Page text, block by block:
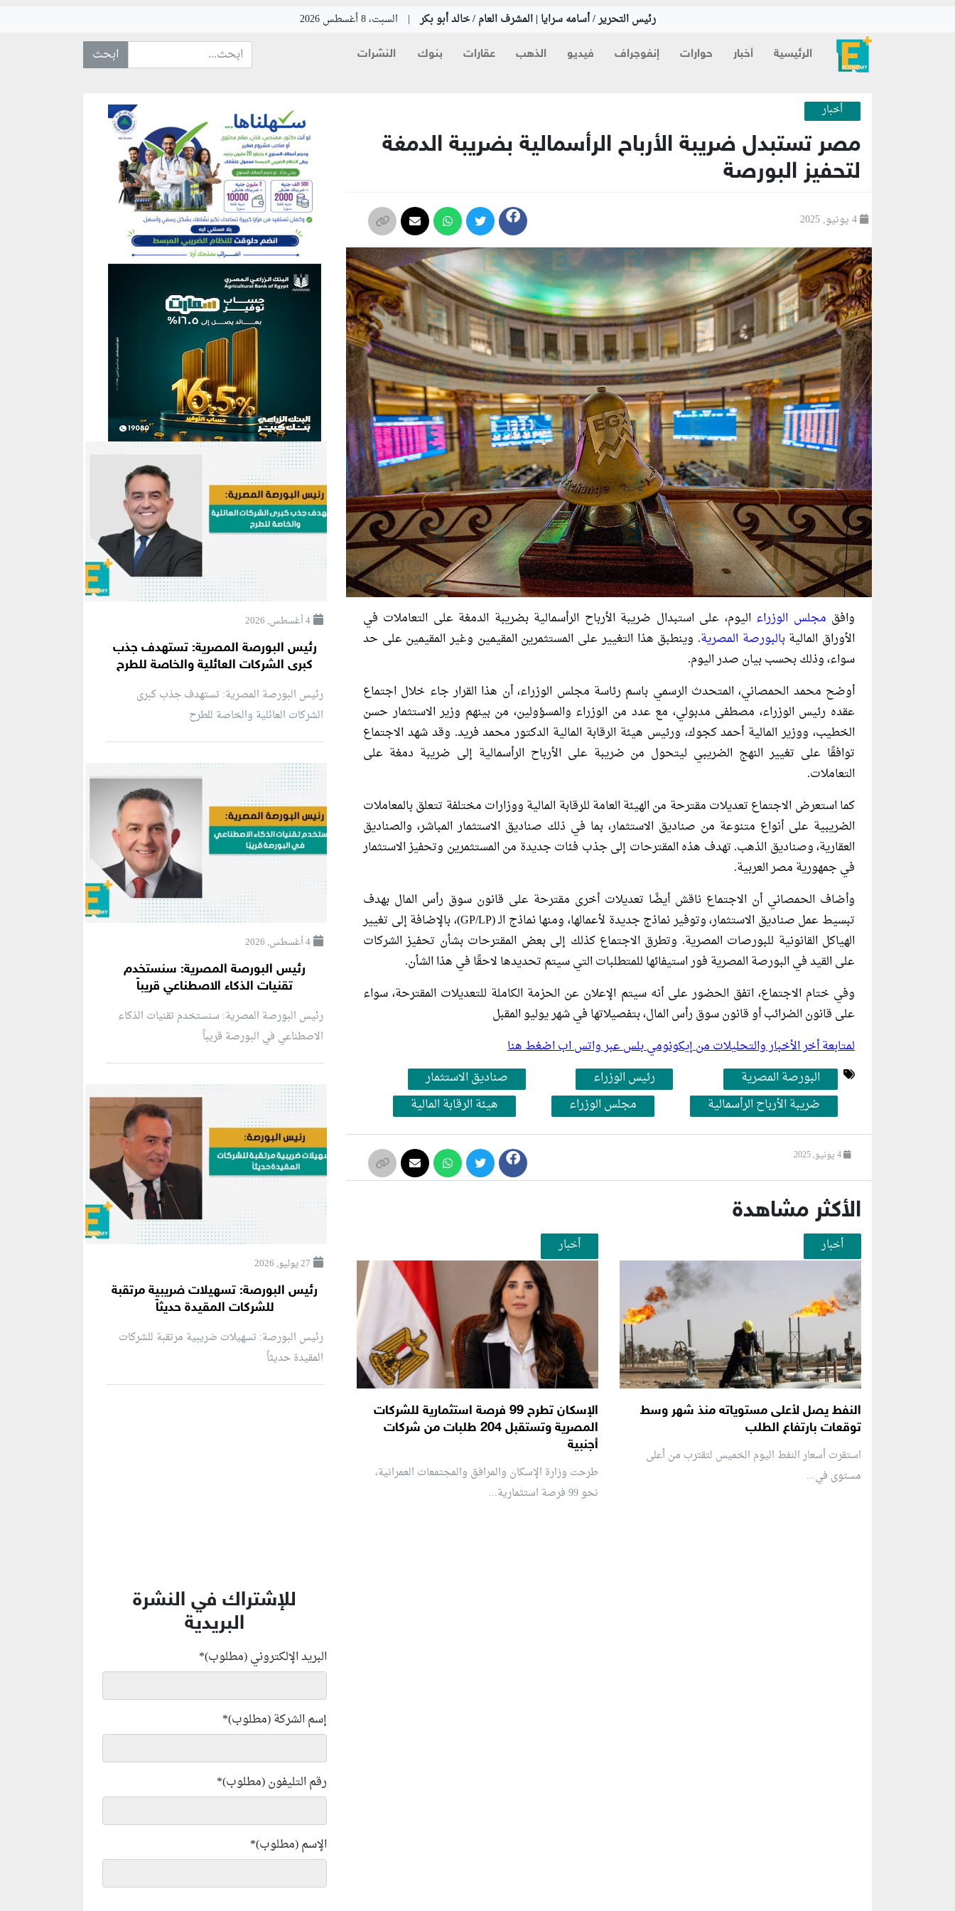
رئيس التحرير / أسامه سرايا | المشرف العام / خالد أبو بكر | السبت، 8 أغسطس 2026
الرئيسية أخبار حوارات إنفوجراف فيديو الذهب عقارات بنوك النشرات ابحث عن... :
أخبار
مصر تستبدل ضريبة الأرباح الرأسمالية بضريبة الدمغة
لتحفيز البورصة
وافق مجلس الوزراء اليوم، على استبدال ضريبة الأرباح الرأسمالية بضريبة الدمغة على التعاملات في
الأوراق الماليةبالبورصة المصرية. وينطبق هذا التغيير على المستثمرين المقيمين وغير المقيمين على حد
سواء، وذلك بحسب بيان صدر اليوم.
أوضح محمد الحمصاني، المتحدث الرسمي باسم رئاسة مجلس الوزراء، أن هذا القرار جاء خلال اجتماع
عقده رئيس الوزراء، مصطفى مدبولي، مع عدد من الوزراء والمسؤولين، من بينهم وزير الاستثمار حسن
الخطيب، ووزير المالية أحمد كجوك، ورئيس هيئة الرقابة المالية الدكتور محمد فريد. وقد شهد الاجتماع
توافقًا على تغيير النهج الضريبي ليتحول من ضريبة على الأرباح الرأسمالية إلى ضريبة دمغة على
التعاملات.
كما استعرض الاجتماع تعديلات مقترحة من الهيئة العامة للرقابة المالية ووزارات مختلفة تتعلق بالمعاملات
الضريبية على أنواع متنوعة من صناديق الاستثمار، بما في ذلك صناديق الاستثمار المباشر، والصناديق
العقارية، وصناديق الذهب. تهدف هذه المقترحات إلى جذب فئات جديدة من المستثمرين وتحفيز الاستثمار
في جمهورية مصر العربية.
وأضاف الحمصاني أن الاجتماع ناقش أيضًا تعديلات أخرى مقترحة على قانون سوق رأس المال بهدف
تبسيط عمل صناديق الاستثمار، وتوفير نماذج جديدة لأعمالها، ومنها نماذج الـ (GP/LP)، بالإضافة إلى تغيير
الهياكل القانونية للبورصات المصرية. وتطرق الاجتماع كذلك إلى بعض المقترحات بشأن تحفيز الشركات
على القيد في البورصة المصرية فور استيفائها للمتطلبات التي سيتم تحديدها لاحقًا في هذا الشأن.
وفي ختام الاجتماع، اتفق الحضور على أنه سيتم الإعلان عن الحزمة الكاملة للتعديلات المقترحة، سواء
على قانون الضرائب أو قانون سوق رأس المال، بتفصيلاتها في شهر يوليو المقبل
لمتابعة أخر الأخبار والتحليلات من إيكونومي بلس عبر واتس اب اضغط هنا
البورصة المصرية
رئيس الوزراء
صناديق الاستثمار
ضريبة الأرباح الرأسمالية
مجلس الوزراء هيئة الرقابة المالية
الأكثر مشاهدة
أخبار
النفط يصل لأعلى مستوياته منذ شهر وسط
توقعات بارتفاع الطلب
استقرت أسعار النفط اليوم الخميس لتقترب من أعلى
مستوى في...
أخبار
الإسكان تطرح 99 فرصة استثمارية للشركات
المصرية وتستقبل 204 طلبات من شركات
أجنبية
طرحت وزارة الإسكان والمرافق والمجتمعات العمرانية،
نحو 99 فرصة استثمارية...
منطقة إعلانية
منطقة إعلانية
4 أغسطس, 2026
رئيس البورصة المصرية: تستهدف جذب
كبرى الشركات العائلية والخاصة للطرح
رئيس البورصة المصرية: تستهدف جذب كبرى
الشركات العائلية والخاصة للطرح
4 أغسطس, 2026
رئيس البورصة المصرية: سنستخدم
تقنيات الذكاء الاصطناعي قريباً
رئيس البورصة المصرية: سنستخدم تقنيات الذكاء
الاصطناعي في البورصة قريباً
27 يوليو, 2026
رئيس البورصة: تسهيلات ضريبية مرتقبة
للشركات المقيدة حديثاً
رئيس البورصة: تسهيلات ضريبية مرتقبة للشركات
المقيدة حديثاً
للإشتراك في النشرة
البريدية
البريد الإلكتروني (مطلوب)*
إسم الشركة (مطلوب)*
رقم التليفون (مطلوب)*
الإسم (مطلوب)*